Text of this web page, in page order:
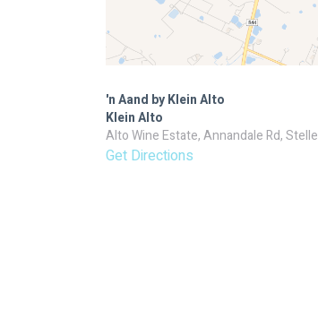
'n Aand by Klein Alto
Klein Alto
Alto Wine Estate, Annandale Rd,
Get Directions